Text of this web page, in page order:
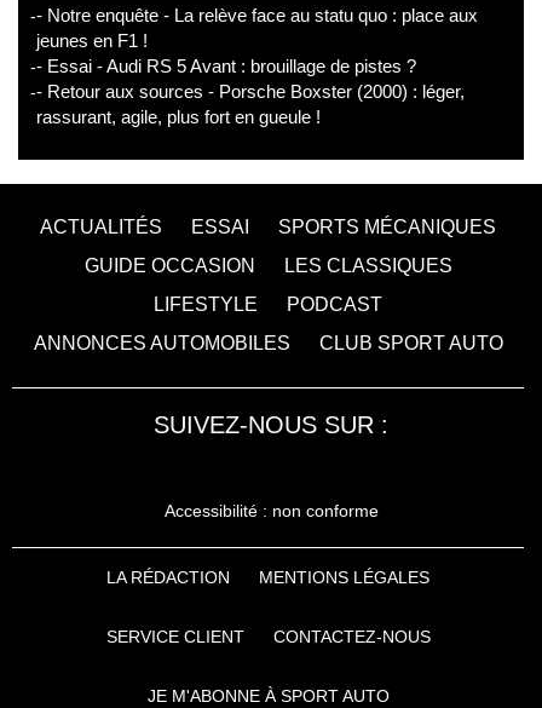
- Notre enquête - La relève face au statu quo : place aux
jeunes en F1 !
- Essai - Audi RS 5 Avant : brouillage de pistes ?
- Retour aux sources - Porsche Boxster (2000) : léger,
rassurant, agile, plus fort en gueule !
ACTUALITÉS ESSAI
SPORTS MÉCANIQUES
GUIDE OCCASION
LES CLASSIQUES
LIFESTYLE
PODCAST
ANNONCES AUTOMOBILES
CLUB SPORT AUTO
SUIVEZ-NOUS SUR :
Accessibilité : non conforme
LA RÉDACTION MENTIONS LÉGALES
SERVICE CLIENT CONTACTEZ-NOUS
JE M'ABONNE À SPORT AUTO